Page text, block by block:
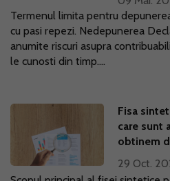
Termenul limita pentru
cu pasi repezi. Nedepunerea
anumite riscuri asupra
le cunosti din timp....
Fisa
care sunt
obtinem
29 Oct.